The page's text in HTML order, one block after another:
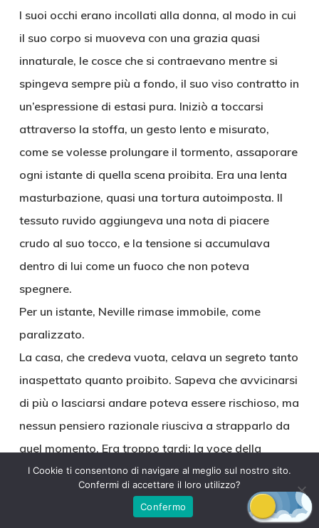
I suoi occhi erano incollati alla donna, al modo in cui
il suo corpo si muoveva con una grazia quasi
innaturale, le cosce che si contraevano mentre si
spingeva sempre più a fondo, il suo viso contratto in
un’espressione di estasi pura. Iniziò a toccarsi
attraverso la stoffa, un gesto lento e misurato,
come se volesse prolungare il tormento, assaporare
ogni istante di quella scena proibita. Era una lenta
masturbazione, quasi una tortura autoimposta. Il
tessuto ruvido aggiungeva una nota di piacere
crudo al suo tocco, e la tensione si accumulava
dentro di lui come un fuoco che non poteva
spegnere.
Per un istante, Neville rimase immobile, come
paralizzato.
La casa, che credeva vuota, celava un segreto tanto
inaspettato quanto proibito. Sapeva che avvicinarsi
di più o lasciarsi andare poteva essere rischioso, ma
nessun pensiero razionale riusciva a strapparlo da
quel momento. Era troppo tardi: la voce della
donna, i suoi gemiti soffocati e le parole sussurrate
come un incantesimo lo avevano già catturato.
Dietro quella porta, il ritmo della donna cresceva,
I Cookie ti consentono di navigare al meglio sul nostro sito.
Confermi di accettare il loro utilizzo?
Confermo